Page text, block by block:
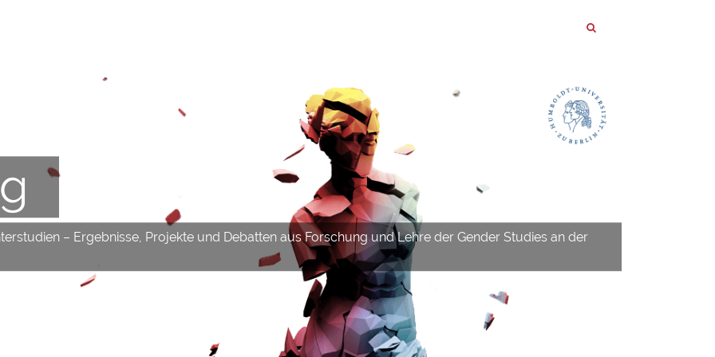
– Ergebnisse, Projekte und Debatten aus Forschung und Lehre der Gender Studies an der